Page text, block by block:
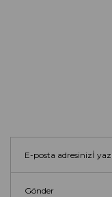
Gönder